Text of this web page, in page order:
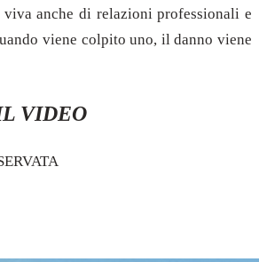
anche di relazioni professionali e
viene colpito uno, il danno viene
VIDEO